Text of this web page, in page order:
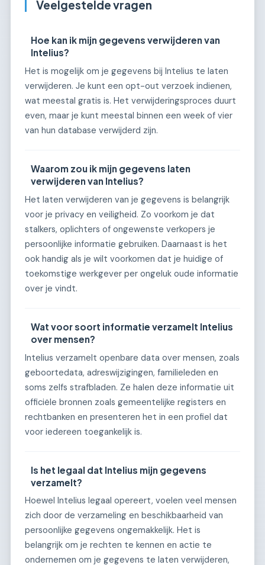
Veelgestelde vragen
Hoe kan ik mijn gegevens verwijderen van
Intelius?
Het is mogelijk om je gegevens bij Intelius te laten
verwijderen. Je kunt een opt-out verzoek indienen,
wat meestal gratis is. Het verwijderingsproces duurt
even, maar je kunt meestal binnen een week of vier
van hun database verwijderd zijn.
Waarom zou ik mijn gegevens laten
verwijderen van Intelius?
Het laten verwijderen van je gegevens is belangrijk
voor je privacy en veiligheid. Zo voorkom je dat
stalkers, oplichters of ongewenste verkopers je
persoonlijke informatie gebruiken. Daarnaast is het
ook handig als je wilt voorkomen dat je huidige of
toekomstige werkgever per ongeluk oude informatie
over je vindt.
Wat voor soort informatie verzamelt Intelius
over mensen?
Intelius verzamelt openbare data over mensen, zoals
geboortedata, adreswijzigingen, familieleden en
soms zelfs strafbladen. Ze halen deze informatie uit
officiële bronnen zoals gemeentelijke registers en
rechtbanken en presenteren het in een profiel dat
voor iedereen toegankelijk is.
Is het legaal dat Intelius mijn gegevens
verzamelt?
Hoewel Intelius legaal opereert, voelen veel mensen
zich door de verzameling en beschikbaarheid van
persoonlijke gegevens ongemakkelijk. Het is
belangrijk om je rechten te kennen en actie te
ondernemen om je gegevens te laten verwijderen,